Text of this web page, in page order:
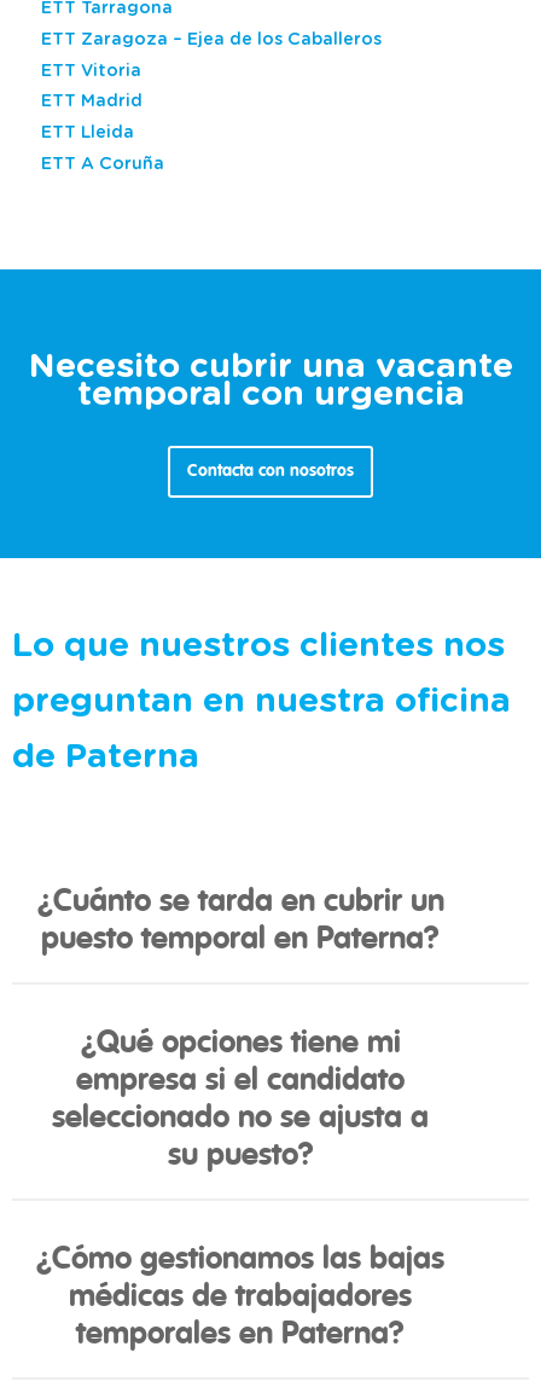
ETT Tarragona
ETT Zaragoza – Ejea de los Caballeros
ETT Vitoria
ETT Madrid
ETT Lleida
ETT A Coruña
Necesito cubrir una vacante
temporal con urgencia
Contacta con nosotros
Lo que nuestros clientes nos
preguntan en nuestra oficina
de Paterna
¿Cuánto se tarda en cubrir un
puesto temporal en Paterna?
¿Qué opciones tiene mi
empresa si el candidato
seleccionado no se ajusta a
su puesto?
¿Cómo gestionamos las bajas
médicas de trabajadores
temporales en Paterna?